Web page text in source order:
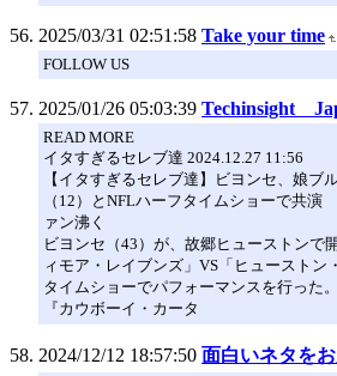
2025/03/31 02:51:58 Take your time
FOLLOW US
2025/01/26 05:03:39 Techinsight
READ MORE
イタすぎるセレブ達 2024.12.27 11:56
【イタすぎるセレブ達】ビヨンセ、娘ブ
（12）とNFLハーフタイムショーで共
ァン沸く
ビヨンセ（43）が、故郷ヒューストンで
ィモア・レイブンズ」VS「ヒューストン
タイムショーでパフォーマンスを行った
『カウボーイ・カータ
2024/12/12 18:57:50 面白いネタを